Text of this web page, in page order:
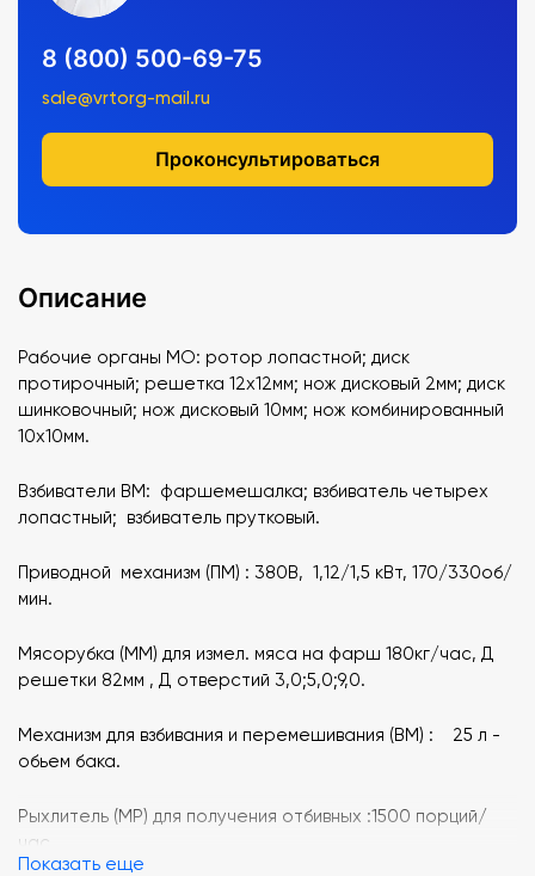
8 (800) 500-69-75
sale@vrtorg-mail.ru
Проконсультироваться
Описание
Рабочие органы МО: ротор лопастной; диск
протирочный; решетка 12х12мм; нож дисковый 2мм; диск
шинковочный; нож дисковый 10мм; нож комбинированный
10х10мм.
Взбиватели ВМ: фаршемешалка; взбиватель четырех
лопастный; взбиватель прутковый.
Приводной механизм (ПМ) : 380В, 1,12/1,5 кВт, 170/330об/
мин.
Мясорубка (ММ) для измел. мяса на фарш 180кг/час, Д
решетки 82мм , Д отверстий 3,0;5,0;9,0.
Механизм для взбивания и перемешивания (ВМ) : 25 л -
обьем бака.
Рыхлитель (МР) для получения отбивных :1500 порций/
час.
Показать еще